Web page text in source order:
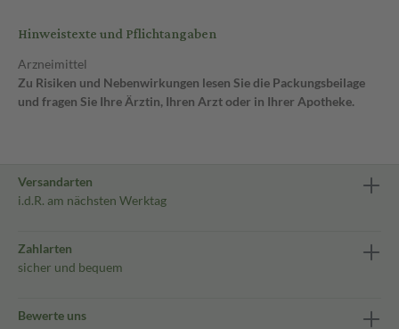
Hinweistexte und Pflichtangaben
Arzneimittel
Zu Risiken und Nebenwirkungen lesen Sie die Packungsbeilage
und fragen Sie Ihre Ärztin, Ihren Arzt oder in Ihrer Apotheke.
Versandarten
i.d.R. am nächsten Werktag
Zahlarten
sicher und bequem
Bewerte uns